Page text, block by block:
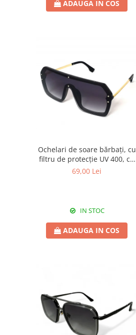
ADAUGA IN COS
Ochelari de soare bărbați, cu
filtru de protecție UV 400, cu
toc cadou, OSB20
69,00 Lei
IN STOC
ADAUGA IN COS